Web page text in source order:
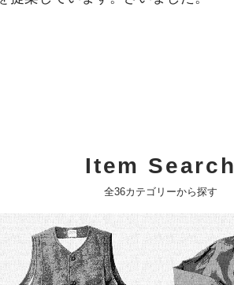
Item Search
全36カテゴリーから探す